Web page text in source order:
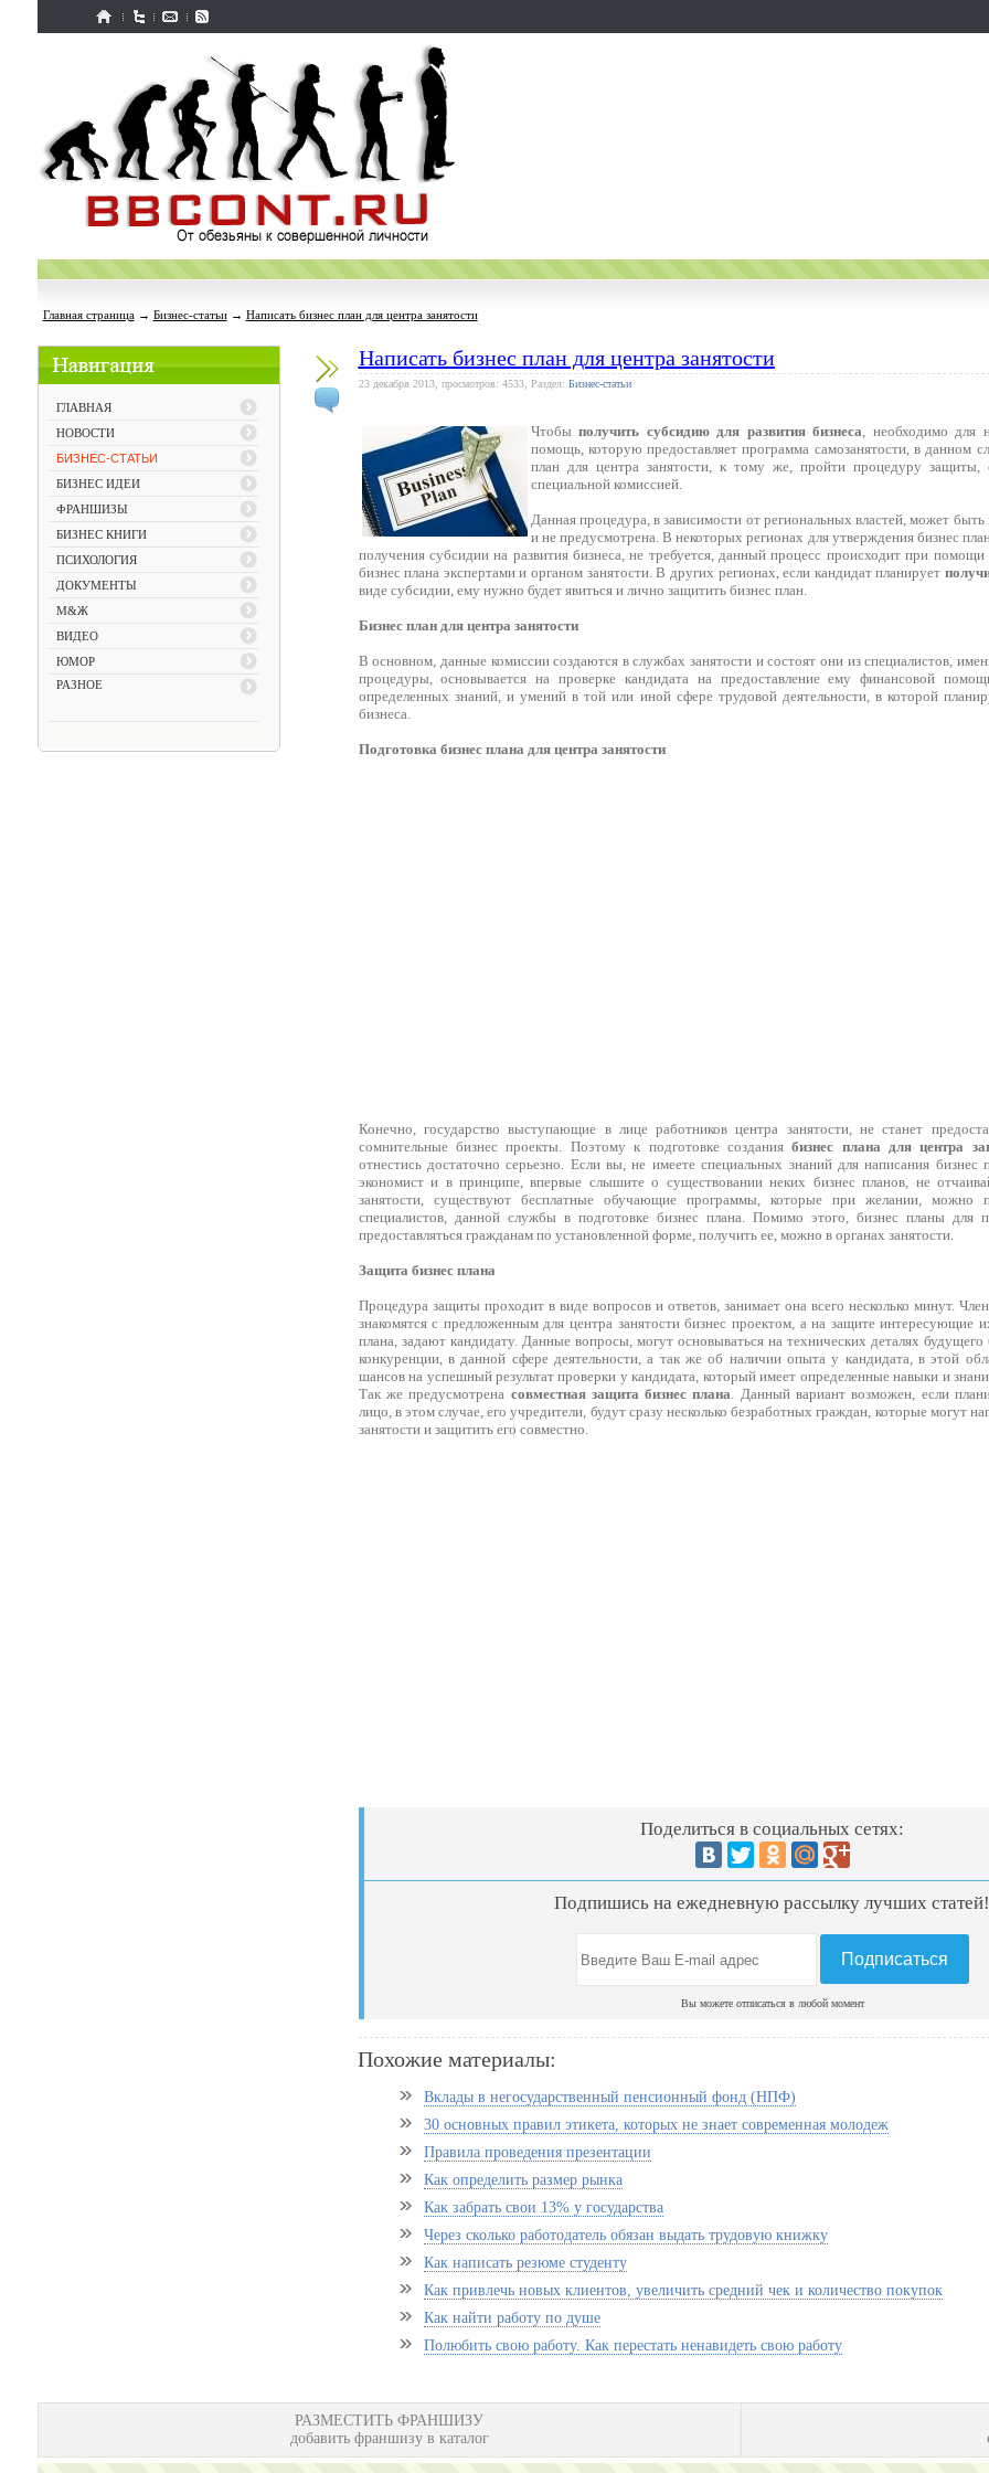
Главная страница→ Бизнес-статьи→ Написать бизнес план для центра занятости
ГЛАВНАЯ
НОВОСТИ
БИЗНЕС-СТАТЬИ
БИЗНЕС ИДЕИ
ФРАНШИЗЫ
БИЗНЕС КНИГИ
ПСИХОЛОГИЯ
ДОКУМЕНТЫ
М&Ж
ВИДЕО
ЮМОР
РАЗНОЕ
Написать бизнес план для центра занятости
23 декабря 2013, просмотров: 4533, Раздел: Бизнес-статьи
Чтобыполучить субсидию для развития бизнеса, необходимо для
помощь, которую предоставляет программа самозанятости, в данном
план для центра занятости, к тому же, пройти процедуру защиты,
специальной комиссией.
Данная процедура, в зависимости от региональных властей, может
и не предусмотрена. В некоторых регионах для утверждения бизнес
получения субсидии на развития бизнеса, не требуется, данный процесс происходит при помощи
бизнес плана экспертами и органом занятости. В других регионах, если кандидат планирует
виде субсидии, ему нужно будет явиться и лично защитить бизнес план.
Бизнес план для центра занятости
В основном, данные комиссии создаются в службах занятости и состоят они из специалистов,
процедуры, основывается на проверке кандидата на предоставление ему финансовой
определенных знаний, и умений в той или иной сфере трудовой деятельности, в которой
бизнеса.
Подготовка бизнес плана для центра занятости
Конечно, государство выступающие в лице работников центра занятости, не станет
сомнительные бизнес проекты. Поэтому к подготовке созданиябизнес плана для центра
отнестись достаточно серьезно. Если вы, не имеете специальных знаний для написания
экономист и в принципе, впервые слышите о существовании неких бизнес планов, не
занятости, существуют бесплатные обучающие программы, которые при желании,
специалистов, данной службы в подготовке бизнес плана. Помимо этого, бизнес планы для
предоставляться гражданам по установленной форме, получить ее, можно в органах занятости.
Защита бизнес плана
Процедура защиты проходит в виде вопросов и ответов, занимает она всего несколько минут.
знакомятся с предложенным для центра занятости бизнес проектом, а на защите интересующие
плана, задают кандидату. Данные вопросы, могут основываться на технических деталях
конкуренции, в данной сфере деятельности, а так же об наличии опыта у кандидата, в этой
шансов на успешный результат проверки у кандидата, который имеет определенные навыки и
Так же предусмотрена совместная защита бизнес плана. Данный вариант возможен, если
лицо, в этом случае, его учредители, будут сразу несколько безработных граждан, которые могут
занятости и защитить его совместно.
Поделиться в социальных сетях:
Подпишись на ежедневную рассылку лучших
Вы можете отписаться в любой момент
Похожие материалы:
Вклады в негосударственный пенсионный фонд (НПФ)
30 основных правил этикета, которых не знает современная молодеж
Правила проведения презентации
Как определить размер рынка
Как забрать свои 13% у государства
Через сколько работодатель обязан выдать трудовую книжку
Как написать резюме студенту
Как привлечь новых клиентов, увеличить средний чек и количество покупок
Как найти работу по душе
Полюбить свою работу. Как перестать ненавидеть свою работу
РАЗМЕСТИТЬ ФРАНШИЗУ
добавить франшизу в каталог